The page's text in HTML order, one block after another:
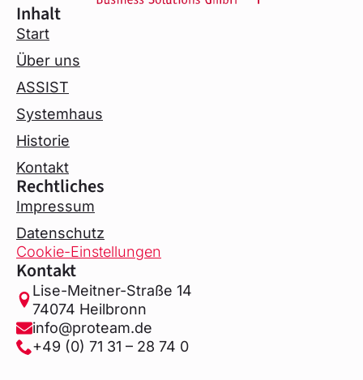
Inhalt
Start
Über uns
ASSIST
Systemhaus
Historie
Kontakt
Rechtliches
Impressum
Datenschutz
Cookie-Einstellungen
Kontakt
Lise-Meitner-Straße 14
74074 Heilbronn
info@proteam.de
+49 (0) 71 31 – 28 74 0